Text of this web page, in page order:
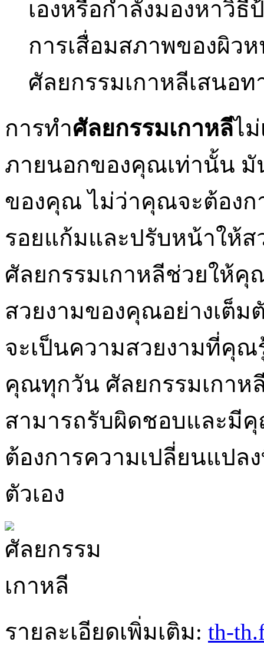
เองหรือกำลังมองหาวิธี
การเสื่อมสภาพของผิว
ศัลยกรรมเกาหลีเสนอ
การทำศัลยกรรมเกาหลีไ
ภายนอกของคุณเท่านั้น มั
ของคุณ ไม่ว่าคุณจะต้องก
รอยแก้มและปรับหน้าให้ส
ศัลยกรรมเกาหลีช่วยให้
สวยงามของคุณอย่างเต็
จะเป็นความสวยงามที่คุ
คุณทุกวัน ศัลยกรรมเกาห
สามารถรับผิดชอบและ
ต้องการความเปลี่ยนแป
ตัวเอง
รายละเอียดเพิ่มเติม: th-